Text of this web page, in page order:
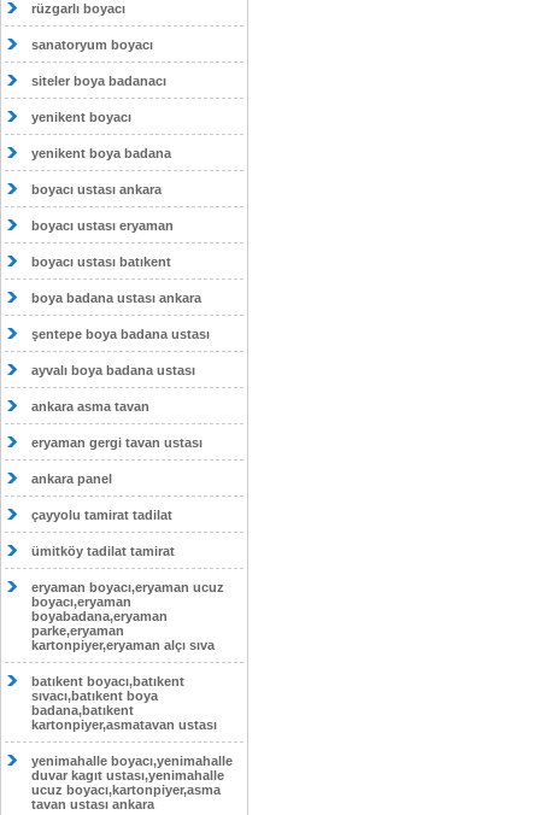
rüzgarlı boyacı
sanatoryum boyacı
siteler boya badanacı
yenikent boyacı
yenikent boya badana
boyacı ustası ankara
boyacı ustası eryaman
boyacı ustası batıkent
boya badana ustası ankara
şentepe boya badana ustası
ayvalı boya badana ustası
ankara asma tavan
eryaman gergi tavan ustası
ankara panel
çayyolu tamirat tadilat
ümitköy tadilat tamirat
eryaman boyacı,eryaman ucuz
boyacı,eryaman
boyabadana,eryaman
parke,eryaman
kartonpiyer,eryaman alçı sıva
batıkent boyacı,batıkent
sıvacı,batıkent boya
badana,batıkent
kartonpiyer,asmatavan ustası
yenimahalle boyacı,yenimahalle
duvar kagıt ustası,yenimahalle
ucuz boyacı,kartonpiyer,asma
tavan ustası ankara